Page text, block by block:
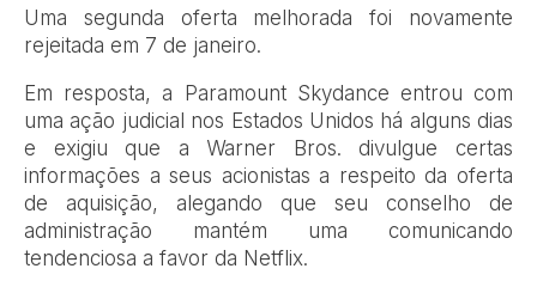
Uma segunda oferta melhorada foi novamente
rejeitada em 7 de janeiro.
Em resposta, a Paramount Skydance entrou com
uma ação judicial nos Estados Unidos há alguns dias
e exigiu que a Warner Bros. divulgue certas
informações a seus acionistas a respeito da oferta
de aquisição, alegando que seu conselho de
administração mantém uma comunicando
tendenciosa a favor da Netflix.